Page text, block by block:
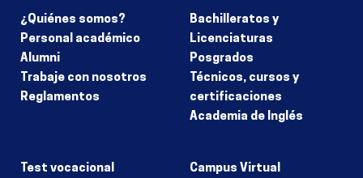
¿Quiénes somos?
Personal académico
Alumni
Trabaje con nosotros
Reglamentos
Bachilleratos y
Licenciaturas
Posgrados
Técnicos, cursos y
certificaciones
Academia de Inglés
Test vocacional
Campus Virtual